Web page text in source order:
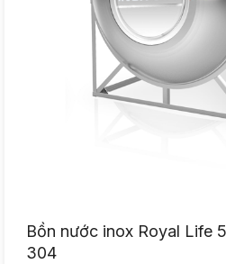
Bồn nước inox Royal Life
304